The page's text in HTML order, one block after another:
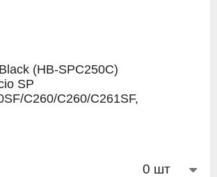
(HB-SPC250C)
SP
C260/C260/C261SF,